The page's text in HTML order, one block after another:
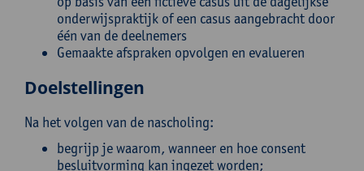
onderwijspraktijk of een casus aangebracht door
één van de deelnemers
Gemaakte afspraken opvolgen en evalueren
Doelstellingen
Na het volgen van de nascholing:
begrijp je waarom, wanneer en hoe consent
besluitvorming kan ingezet worden;